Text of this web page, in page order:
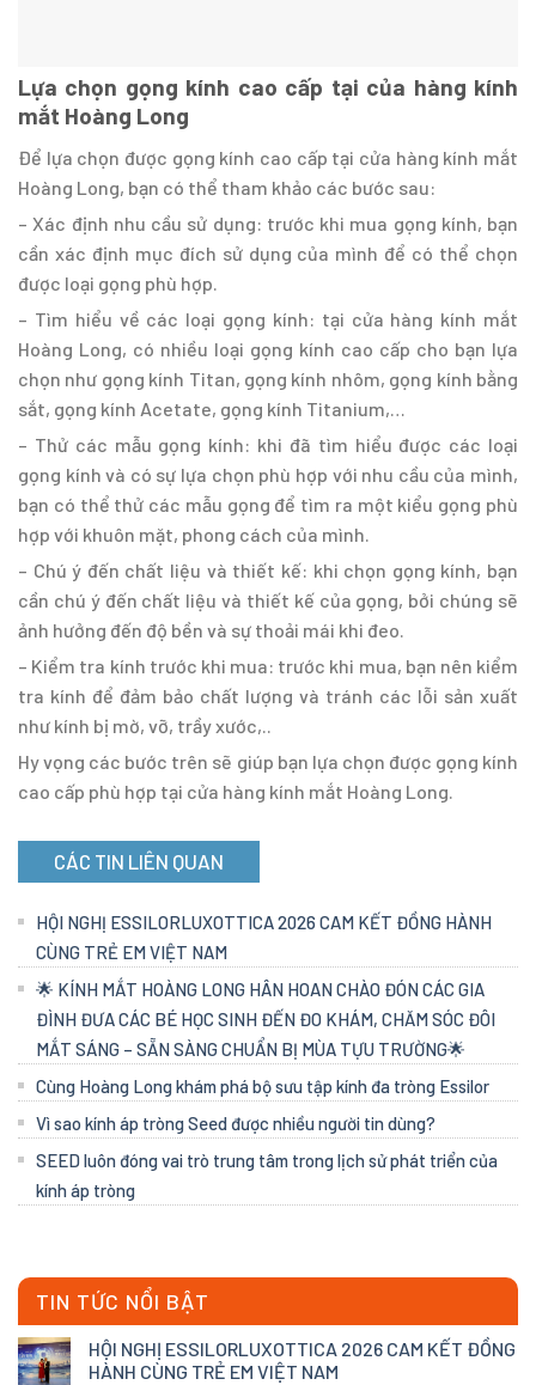
Lựa chọn gọng kính cao cấp tại của hàng kính
mắt Hoàng Long
Để lựa chọn được gọng kính cao cấp tại cửa hàng kính mắt
Hoàng Long, bạn có thể tham khảo các bước sau:
– Xác định nhu cầu sử dụng: trước khi mua gọng kính, bạn
cần xác định mục đích sử dụng của mình để có thể chọn
được loại gọng phù hợp.
– Tìm hiểu về các loại gọng kính: tại cửa hàng kính mắt
Hoàng Long, có nhiều loại gọng kính cao cấp cho bạn lựa
chọn như gọng kính Titan, gọng kính nhôm, gọng kính bằng
sắt, gọng kính Acetate, gọng kính Titanium,…
– Thử các mẫu gọng kính: khi đã tìm hiểu được các loại
gọng kính và có sự lựa chọn phù hợp với nhu cầu của mình,
bạn có thể thử các mẫu gọng để tìm ra một kiểu gọng phù
hợp với khuôn mặt, phong cách của mình.
– Chú ý đến chất liệu và thiết kế: khi chọn gọng kính, bạn
cần chú ý đến chất liệu và thiết kế của gọng, bởi chúng sẽ
ảnh hưởng đến độ bền và sự thoải mái khi đeo.
– Kiểm tra kính trước khi mua: trước khi mua, bạn nên kiểm
tra kính để đảm bảo chất lượng và tránh các lỗi sản xuất
như kính bị mờ, vỡ, trầy xước,..
Hy vọng các bước trên sẽ giúp bạn lựa chọn được gọng kính
cao cấp phù hợp tại cửa hàng kính mắt Hoàng Long.
CÁC TIN LIÊN QUAN
HỘI NGHỊ ESSILORLUXOTTICA 2026 CAM KẾT ĐỒNG HÀNH
CÙNG TRẺ EM VIỆT NAM
🌟 KÍNH MẮT HOÀNG LONG HÂN HOAN CHÀO ĐÓN CÁC GIA
ĐÌNH ĐƯA CÁC BÉ HỌC SINH ĐẾN ĐO KHÁM, CHĂM SÓC ĐÔI
MẮT SÁNG – SẴN SÀNG CHUẨN BỊ MÙA TỰU TRƯỜNG🌟
Cùng Hoàng Long khám phá bộ sưu tập kính đa tròng Essilor
Vì sao kính áp tròng Seed được nhiều người tin dùng?
SEED luôn đóng vai trò trung tâm trong lịch sử phát triển của
kính áp tròng
TIN TỨC NỔI BẬT
HỘI NGHỊ ESSILORLUXOTTICA 2026 CAM KẾT ĐỒNG
HÀNH CÙNG TRẺ EM VIỆT NAM